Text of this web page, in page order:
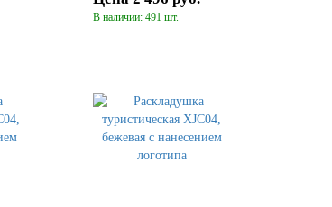
В наличии: 491 шт.